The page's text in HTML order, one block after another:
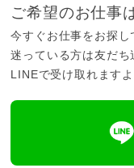
ご希望のお仕事
今すぐお仕事をお探し
迷っている方は友だ
LINEで受け取れますよ